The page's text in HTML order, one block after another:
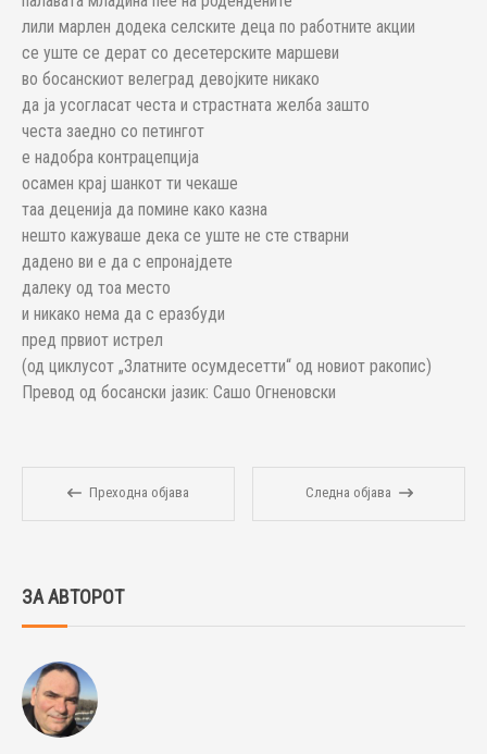
лили марлен додека селските деца по работните акции
се уште се дерат со десетерските маршеви
во босанскиот велеград девојките никако
да ја усогласат честа и страстната желба зашто
честа заедно со петингот
е надобра контрацепција
осамен крај шанкот ти чекаше
таа деценија да помине како казна
нешто кажуваше дека се уште не сте стварни
дадено ви е да с епронајдете
далеку од тоа место
и никако нема да с еразбуди
пред првиот истрел
(од циклусот „Златните осумдесетти“ од новиот ракопис)
Превод од босански јазик: Сашо Огненовски
Преходна објава Следна објава
ЗА АВТОРОТ